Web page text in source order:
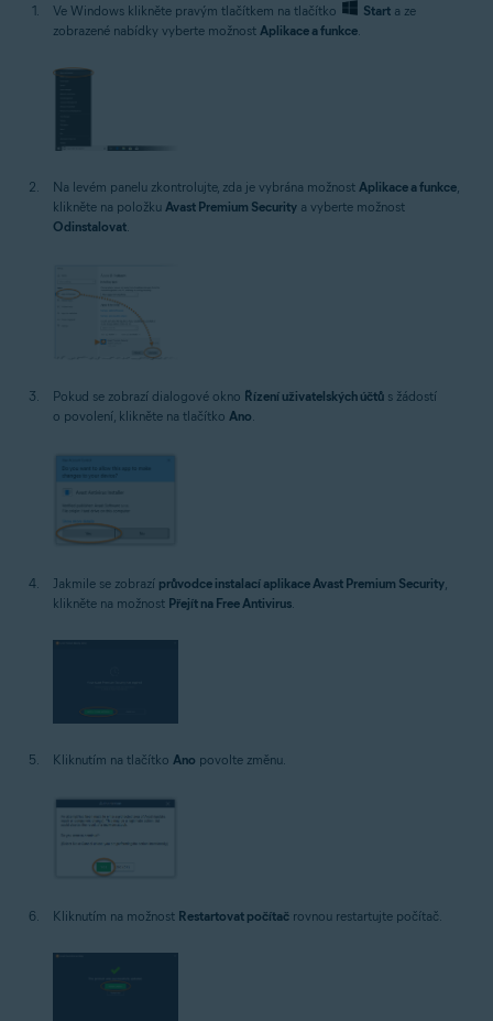
Ve Windows klikněte pravým tlačítkem na tlačítko Start a ze
zobrazené nabídky vyberte možnost Aplikace a funkce.
Na levém panelu zkontrolujte, zda je vybrána možnost Aplikace a funkce,
klikněte na položku Avast Premium Security a vyberte možnost
Odinstalovat.
Pokud se zobrazí dialogové okno Řízení uživatelských účtů s žádostí
o povolení, klikněte na tlačítko Ano.
Jakmile se zobrazí průvodce instalací aplikace Avast Premium Security
klikněte na možnost Přejít na Free Antivirus
Kliknutím na tlačítko Ano povolte změnu.
Kliknutím na možnost Restartovat počítač rovnou restartujte počítač.